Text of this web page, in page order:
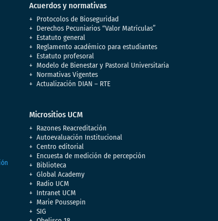
Acuerdos y normativas
Protocolos de Bioseguridad
Derechos Pecuniarios “Valor Matrículas”
Estatuto general
Reglamento académico para estudiantes
Estatuto profesoral
Modelo de Bienestar y Pastoral Universitaria
Normativas Vigentes
Actualización DIAN – RTE
Micrositios UCM
Razones Reacreditación
Autoevaluación Institucional
Centro editorial
Encuesta de medición de percepción
Biblioteca
Global Academy
Radio UCM
Intranet UCM
Marie Poussepin
SIG